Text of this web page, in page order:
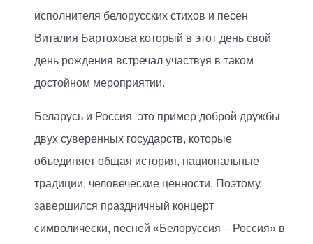
исполнителя белорусских стихов и песен
Виталия Бартохова который в этот день свой
день рождения встречал участвуя в таком
достойном мероприятии.
Беларусь и Россия это пример доброй дружбы
двух суверенных государств, которые
объединяет общая история, национальные
традиции, человеческие ценности. Поэтому,
завершился праздничный концерт
символически, песней «Белоруссия – Россия» в